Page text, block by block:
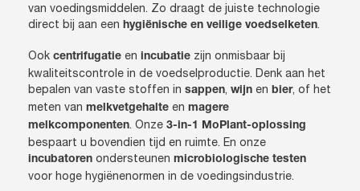
van voedingsmiddelen. Zo draagt de juiste technologie
direct bij aan een hygiënische en veilige voedselketen.
Ook centrifugatie en incubatie zijn onmisbaar bij
kwaliteitscontrole in de voedselproductie. Denk aan het
bepalen van vaste stoffen in sappen, wijn en bier, of het
meten van melkvetgehalte en magere
melkcomponenten. Onze 3-in-1 MoPlant-oplossing
bespaart u bovendien tijd en ruimte. En onze
incubatoren ondersteunen microbiologische testen
voor hoge hygiënenormen in de voedingsindustrie.